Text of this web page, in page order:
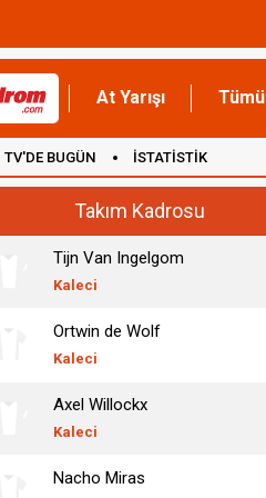
At Yarışı Tümü
TV'DE BUGÜN İSTATİSTİK
Takım Kadrosu
Tijn Van Ingelgom
Kaleci
Ortwin de Wolf
Kaleci
Axel Willockx
Kaleci
Nacho Miras